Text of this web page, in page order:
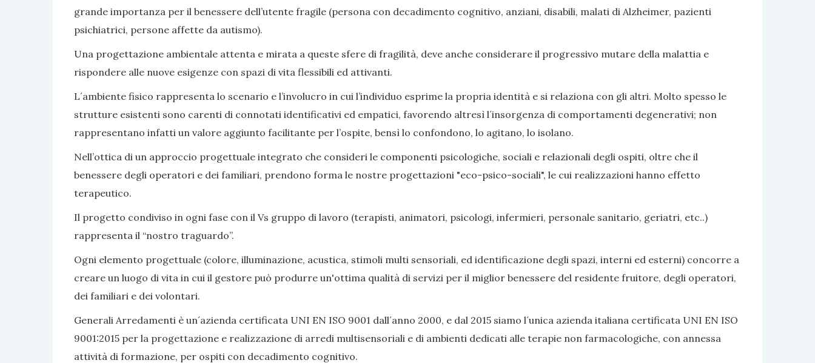
grande importanza per il benessere dell’utente fragile (persona con decadimento cognitivo, anziani, disabili, malati di Alzheimer, pazienti
psichiatrici, persone affette da autismo).
Una progettazione ambientale attenta e mirata a queste sfere di fragilità, deve anche considerare il progressivo mutare della malattia e
rispondere alle nuove esigenze con spazi di vita flessibili ed attivanti.
L´ambiente fisico rappresenta lo scenario e l’involucro in cui l’individuo esprime la propria identità e si relaziona con gli altri. Molto spesso le
strutture esistenti sono carenti di connotati identificativi ed empatici, favorendo altresì l´insorgenza di comportamenti degenerativi; non
rappresentano infatti un valore aggiunto facilitante per l’ospite, bensì lo confondono, lo agitano, lo isolano.
Nell’ottica di un approccio progettuale integrato che consideri le componenti psicologiche, sociali e relazionali degli ospiti, oltre che il
benessere degli operatori e dei familiari, prendono forma le nostre progettazioni "eco-psico-sociali", le cui realizzazioni hanno effetto
terapeutico.
Il progetto condiviso in ogni fase con il Vs gruppo di lavoro (terapisti, animatori, psicologi, infermieri, personale sanitario, geriatri, etc..)
rappresenta il “nostro traguardo”.
Ogni elemento progettuale (colore, illuminazione, acustica, stimoli multi sensoriali, ed identificazione degli spazi, interni ed esterni) concorre a
creare un luogo di vita in cui il gestore può produrre un'ottima qualità di servizi per il miglior benessere del residente fruitore, degli operatori,
dei familiari e dei volontari.
Generali Arredamenti è un´azienda certificata UNI EN ISO 9001 dall´anno 2000, e dal 2015 siamo l´unica azienda italiana certificata UNI EN ISO
9001:2015 per la progettazione e realizzazione di arredi multisensoriali e di ambienti dedicati alle terapie non farmacologiche, con annessa
attività di formazione, per ospiti con decadimento cognitivo.